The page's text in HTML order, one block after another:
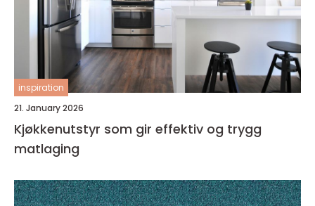
inspiration
21. January 2026
Kjøkkenutstyr som gir effektiv og trygg
matlaging